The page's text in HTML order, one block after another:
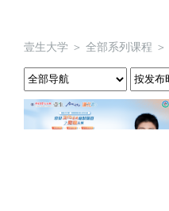
壹生大学 ＞ 全部系列课程 ＞